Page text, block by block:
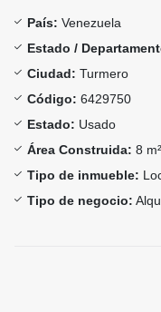
País: Venezuela
Estado /
Ciudad: Turmero
Código: 6429750
Estado: Usado
Área Construida: 8 m²
Tipo de inmueble:
Tipo de negocio: